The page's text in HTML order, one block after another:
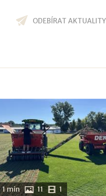
ODEBÍRAT
1 min 11 1